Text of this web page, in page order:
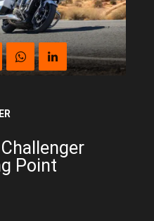
Point